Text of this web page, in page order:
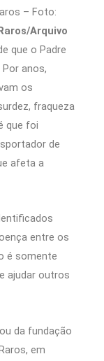
– Foto:
Arquivo
que o Padre
anos,
os
fraqueza
que foi
de
afeta a
entre os
é somente
ajudar outros
da fundação
em